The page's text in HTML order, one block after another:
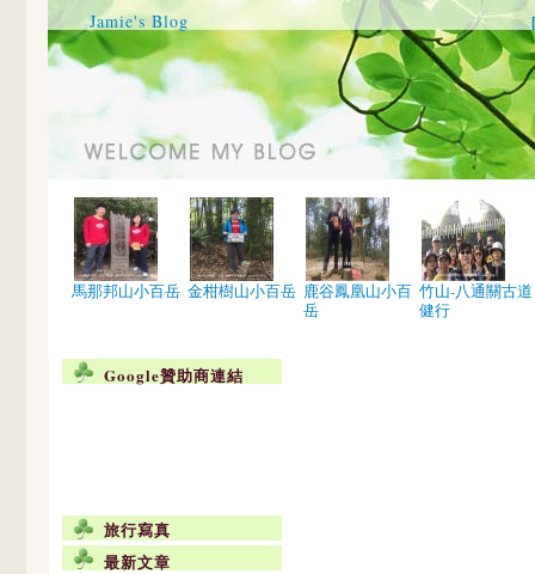
Jamie's Blog
馬那邦山小百岳 金柑樹山小百岳 鹿谷鳳凰山小百
岳
竹山-八通關古道
健行
Google贊助商連結
旅行寫真
最新文章